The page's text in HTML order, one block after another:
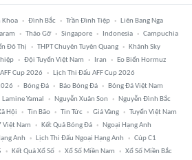
Khoa Đình Bắc Trần Đình Tiệp
Liên Bang Nga
Tháo Gỡ Singapore Indonesia
Campuchia
Đô Thị THPT Chuyên Tuyên Quang
Khánh Sky
Đội Tuyển Việt Nam Iran
Eo Biển Hormuz
AFF Cup 2026
Lịch Thi Đấu AFF Cup 2026
Bóng Đá Báo Bóng Đá
Bóng Đá Việt Nam
Lamine Yamal Nguyễn Xuân Son
Nguyễn Đình Bắc
Hội Tin Bão Tin Tức Giá Vàng
Tuyển Việt Nam
Việt Nam Kết Quả Bóng Đá
Ngoại Hạng Anh
Anh
Lịch Thi Đấu Ngoại Hạng Anh
Cúp C1
Kết Quả Xổ Số Xổ Số Miền Nam Xổ Số Miền Bắc